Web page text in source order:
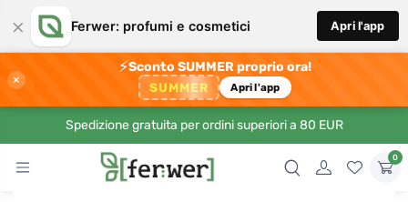
× Ferwer: profumi e cosmetici Apri l'app
×
⚡Sconto SUMMER proprio ora!
SUMMER Apri l'app
Spedizione gratuita per ordini superiori a 80 EUR
0